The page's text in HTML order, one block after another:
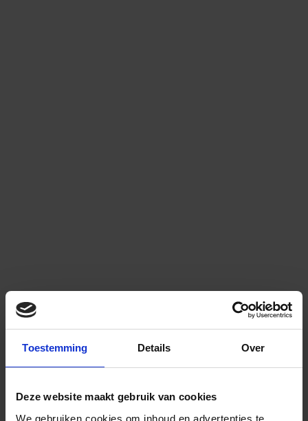
Toestemming Details Over
Deze website maakt gebruik van cookies
We gebruiken cookies om inhoud en advertenties te